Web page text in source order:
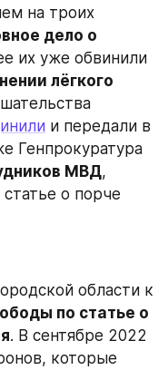
на троих
дело о
их уже обвинили
лёгкого
и передали в
МВД,
о порче
по статье о
. В сентябре 2022
которые